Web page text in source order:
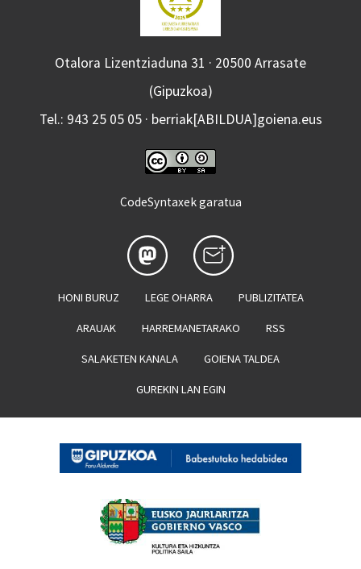
Otalora Lizentziaduna 31 · 20500 Arrasate
(Gipuzkoa)
Tel.: 943 25 05 05 · berriak[ABILDUA]goiena.eus
CodeSyntaxek garatua
HONI BURUZ LEGE OHARRA PUBLIZITATEA
ARAUAK HARREMANETARAKO RSS
SALAKETEN KANALA GOIENA TALDEA
GUREKIN LAN EGIN